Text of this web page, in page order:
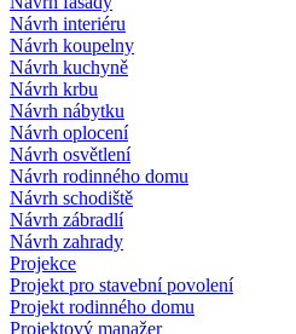
Návrh interiéru
Návrh koupelny
Návrh kuchyně
Návrh krbu
Návrh nábytku
Návrh oplocení
Návrh osvětlení
Návrh rodinného domu
Návrh schodiště
Návrh zábradlí
Návrh zahrady
Projekce
Projekt pro stavební povolení
Projekt rodinného domu
Projektový manažer